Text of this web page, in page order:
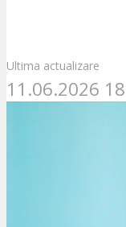
Ultima actualizare
11.06.2026